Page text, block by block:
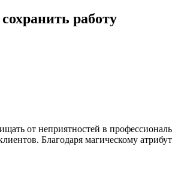
работу
от неприятностей в
Благодаря магическому